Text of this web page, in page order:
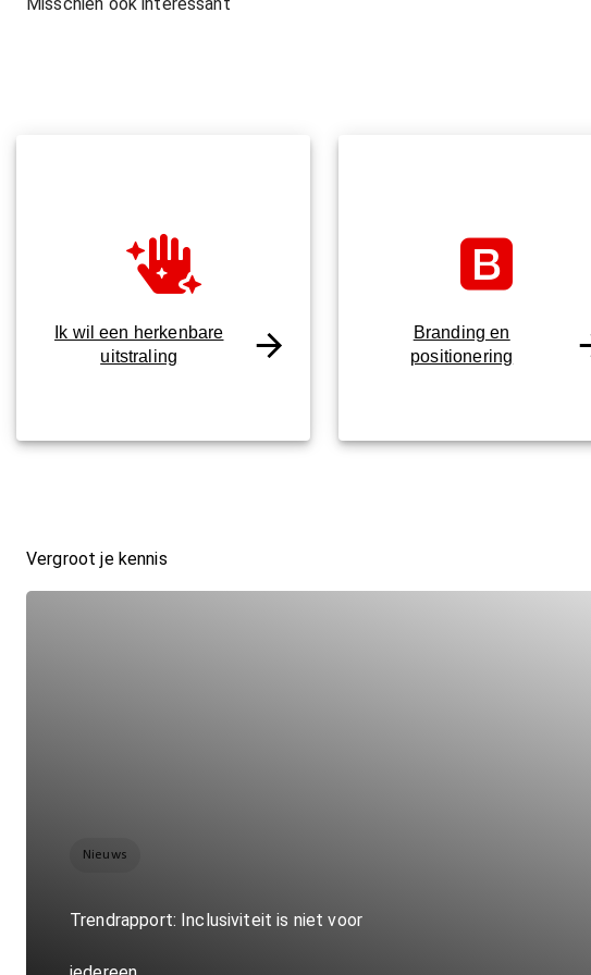
Ik wil een herkenbare
uitstraling
Branding en
positionering
Vergroot je kennis
Nieuws
Trendrapport: Inclusiviteit is niet voor